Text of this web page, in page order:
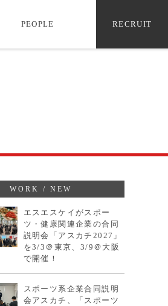
PEOPLE RECRUIT
WORK / NEW
エスエスケイがスポー
ツ・健康関連企業の合同
説明会「アスカチ2027」
を3/3＠東京、3/9＠大阪
で開催！
スポーツ系企業合同説明
会アスカチ、「スポーツ